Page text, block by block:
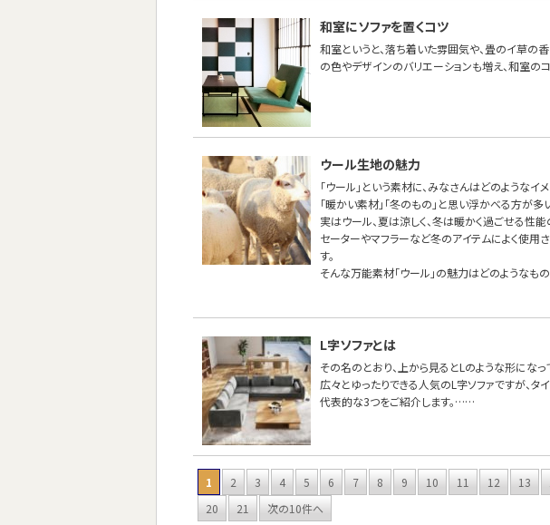
和室にソファを置くコツ
和室というと、落ち着いた雰囲気や、畳のイ草の
の色やデザインのバリエーションも増え、和室の
ウール生地の魅力
「ウール」という素材に、みなさんはどのようなイ
「暖かい素材」「冬のもの」と思い浮かべる方が多
実はウール、夏は涼しく、冬は暖かく過ごせる性
セーターやマフラーなど冬のアイテムによく使用
す。
そんな万能素材「ウール」の魅力はどのようなも
L字ソファとは
その名のとおり、上から見るとLのような形になっ
広々とゆったりできる人気のL字ソファですが、タ
代表的な3つをご紹介します。……
1 2 3 4 5 6 7 8 9 10 11 12 13
20
21 次の10件へ